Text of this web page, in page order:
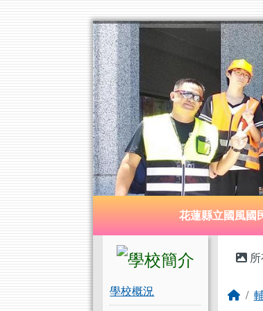
花蓮縣立國風國民中
導覽列 花蓮縣立國風國
左邊區域內容
學校概況
主所
回
頁尾區域